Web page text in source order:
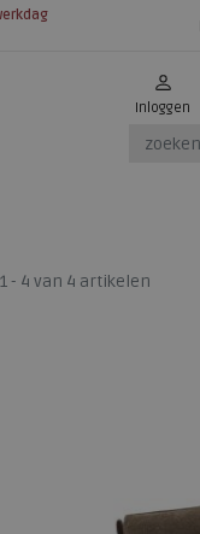
Inloggen
1 - 4 van 4 artikelen